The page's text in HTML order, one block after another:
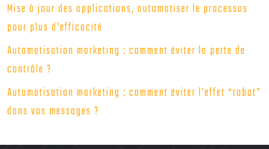
Mise à jour des applications, automatiser le processus
pour plus d’efficacité
Automatisation marketing : comment éviter la perte de
contrôle ?
Automatisation marketing : comment éviter l’effet “robot”
dans vos messages ?